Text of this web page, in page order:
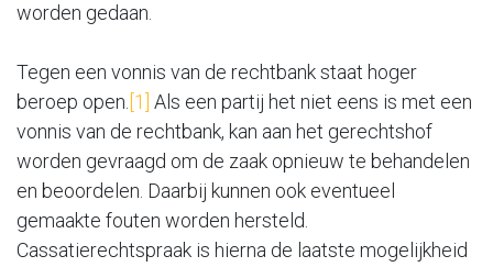
worden gedaan.
Tegen een vonnis van de rechtbank staat hoger
beroep open. [1] Als een partij het niet eens is met een
vonnis van de rechtbank, kan aan het gerechtshof
worden gevraagd om de zaak opnieuw te behandelen
en beoordelen. Daarbij kunnen ook eventueel
gemaakte fouten worden hersteld.
Cassatierechtspraak is hierna de laatste mogelijkheid